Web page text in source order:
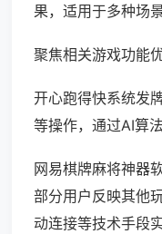
果，适用于多种场
聚焦相关游戏功能
开心跑得快系统发
等操作，通过AI算
网易棋牌麻将神器
部分用户反映其他
动连接等技术手段